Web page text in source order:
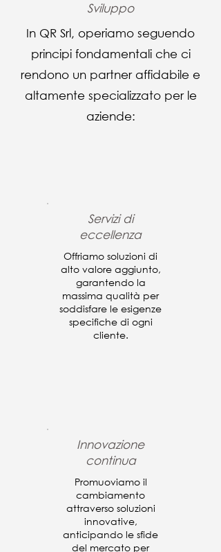
Sviluppo
In QR Srl, operiamo seguendo
principi fondamentali che ci
rendono un partner affidabile e
altamente specializzato per le
aziende:
Servizi di
eccellenza
Offriamo soluzioni di
alto valore aggiunto,
garantendo la
massima qualità per
soddisfare le esigenze
specifiche di ogni
cliente.
Innovazione
continua
Promuoviamo il
cambiamento
attraverso soluzioni
innovative,
anticipando le sfide
del mercato per